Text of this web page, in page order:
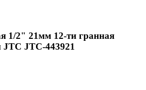
1/2" 21мм 12-ти гранная
JTC-443921